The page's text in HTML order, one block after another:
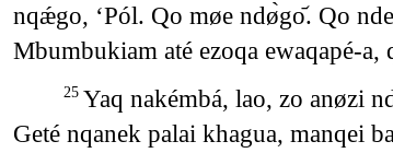
nqǽgo, ‘Pól. Qo møe ndø̀go᷄. Qo
Mbumbukiam até ezoqa ewaqapé-
25 Yaq nakémbá, lao, zo anøzi
Geté nqanek palai khagua, manqei